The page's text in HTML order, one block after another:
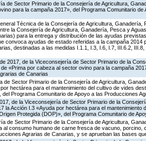
de Sector Primario de la Consejería de Agricultura,
para la campaña 2017», del Programa Comunitario
Técnica de la Consejería de Agricultura, Ganadería,
la Consejería de Agricultura, Ganadería, Pesca y
para la entrega y distribución de las ayudas
convoca ayudas de estado referidas a la campaña 2014
destinadas a las medidas I.1.1, I.3, I.6, I.7, III.6.2,
2017, de la Viceconsejería de Sector Primario de la
«Prima por cabeza al sector ovino para la campaña
de Canarias
de Sector Primario de la Consejería de Agricultura,
hectárea para el mantenimiento del cultivo de vides
Programa Comunitario de Apoyo a las Producciones
de la Viceconsejería de Sector Primario de la
la Acción I.3 «Ayuda por hectárea para el mantenimiento
Protegida (DOP)», del Programa Comunitario de
de Sector Primario de la Consejería de Agricultura,
al consumo humano de carne fresca de vacuno, porcino,
Agrarias de Canarias, y se aprueban las bases